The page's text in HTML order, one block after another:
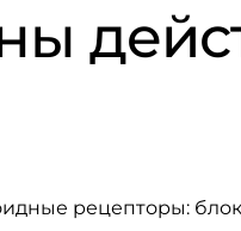
рецепторы: